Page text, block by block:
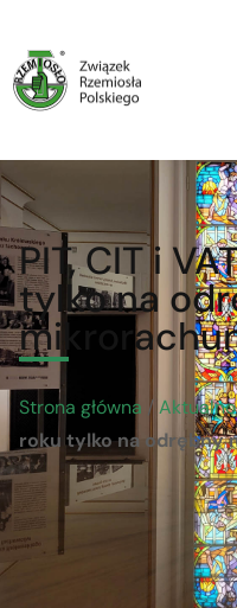
PIT, CIT i
tylko na
Strona główna /
roku tylko na odrębny